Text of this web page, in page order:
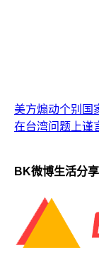
美方煽动个别国
在台湾问题上谨
BK微博生活分享